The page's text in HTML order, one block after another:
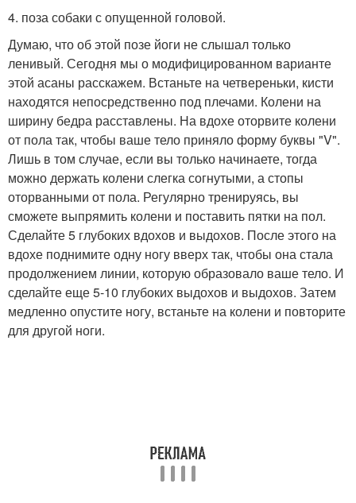
4. поза собаки с опущенной головой.
Думаю, что об этой позе йоги не слышал только
ленивый. Сегодня мы о модифицированном варианте
этой асаны расскажем. Встаньте на четвереньки, кисти
находятся непосредственно под плечами. Колени на
ширину бедра расставлены. На вдохе оторвите колени
от пола так, чтобы ваше тело приняло форму буквы "V".
Лишь в том случае, если вы только начинаете, тогда
можно держать колени слегка согнутыми, а стопы
оторванными от пола. Регулярно тренируясь, вы
сможете выпрямить колени и поставить пятки на пол.
Сделайте 5 глубоких вдохов и выдохов. После этого на
вдохе поднимите одну ногу вверх так, чтобы она стала
продолжением линии, которую образовало ваше тело. И
сделайте еще 5-10 глубоких выдохов и выдохов. Затем
медленно опустите ногу, встаньте на колени и повторите
для другой ноги.